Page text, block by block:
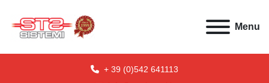
Menu
+ 39 (0)542 641113